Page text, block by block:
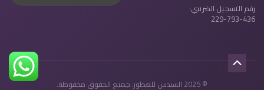
رقم التسجيل الضريبي:
229-793-436
© 2025 السندس للعطور. جميع الحقوق محفوظة.
Scroll
to